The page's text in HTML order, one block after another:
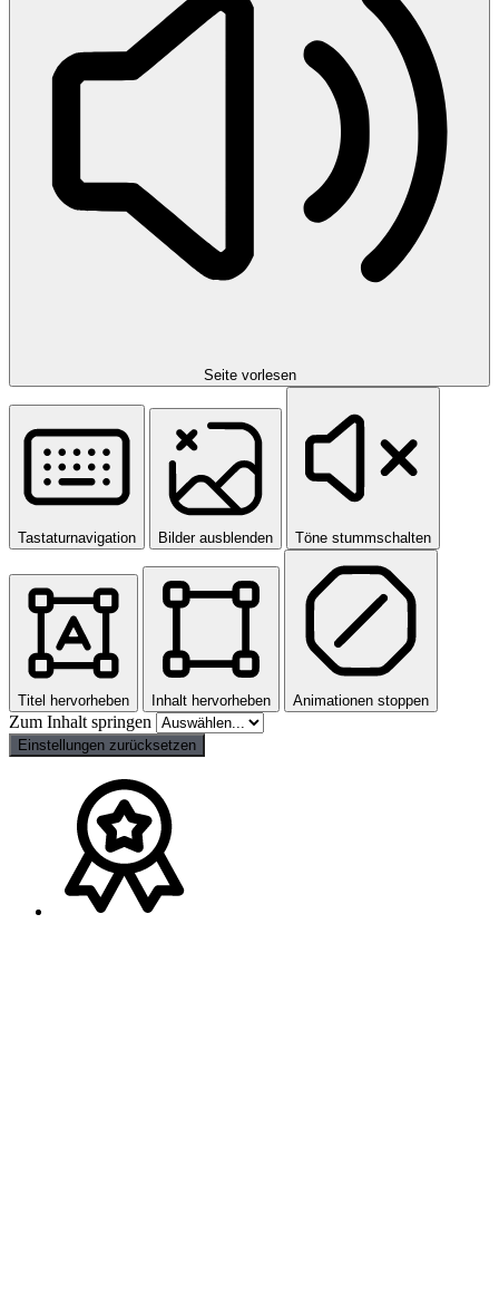
Seite vorlesen
Tastaturnavigation Bilder ausblenden Töne stummschalten
Titel hervorheben Inhalt hervorheben Animationen stoppen
Zum Inhalt springen
Einstellungen zurücksetzen